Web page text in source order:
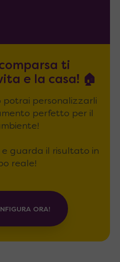
ti
e la casa! 🏠
potrai personalizzarli
perfetto per il
e guarda il risultato in
reale!
ORA!